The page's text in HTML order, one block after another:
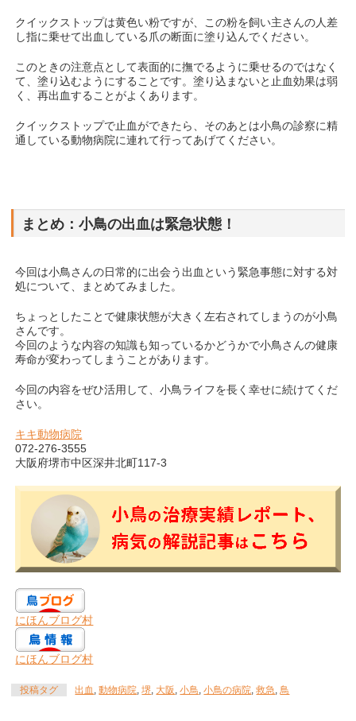
クイックストップは黄色い粉ですが、この粉を飼い主さんの人差
し指に乗せて出血している爪の断面に塗り込んでください。
このときの注意点として表面的に撫でるように乗せるのではなく
て、塗り込むようにすることです。塗り込まないと止血効果は弱
く、再出血することがよくあります。
クイックストップで止血ができたら、そのあとは小鳥の診察に精
通している動物病院に連れて行ってあげてください。
まとめ：小鳥の出血は緊急状態！
今回は小鳥さんの日常的に出会う出血という緊急事態に対する対
処について、まとめてみました。
ちょっとしたことで健康状態が大きく左右されてしまうのが小鳥
さんです。
今回のような内容の知識も知っているかどうかで小鳥さんの健康
寿命が変わってしまうことがあります。
今回の内容をぜひ活用して、小鳥ライフを長く幸せに続けてくだ
さい。
キキ動物病院
072‐276‐3555
大阪府堺市中区深井北町117‐3
にほんブログ村
にほんブログ村
投稿タグ 出血 ,動物病院,堺, 大阪 ,小鳥,小鳥の病院,救急,鳥